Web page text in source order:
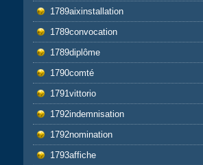
1789aixinstallation
1789convocation
1789diplôme
1790comté
1791vittorio
1792indemnisation
1792nomination
1793affiche